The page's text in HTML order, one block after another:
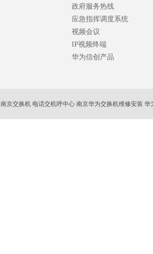
政府服务热线
应急指挥调度系统
视频会议
IP视频终端
华为信创产品
南京交换机 电话交机呼中心 南京华为交换机维修安装